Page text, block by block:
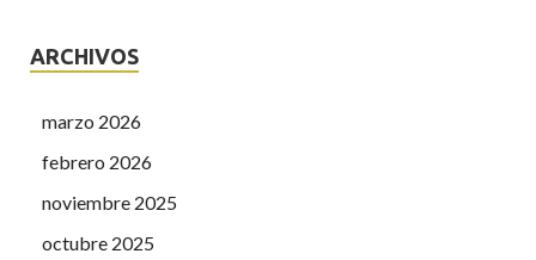
ARCHIVOS
marzo 2026
febrero 2026
noviembre 2025
octubre 2025